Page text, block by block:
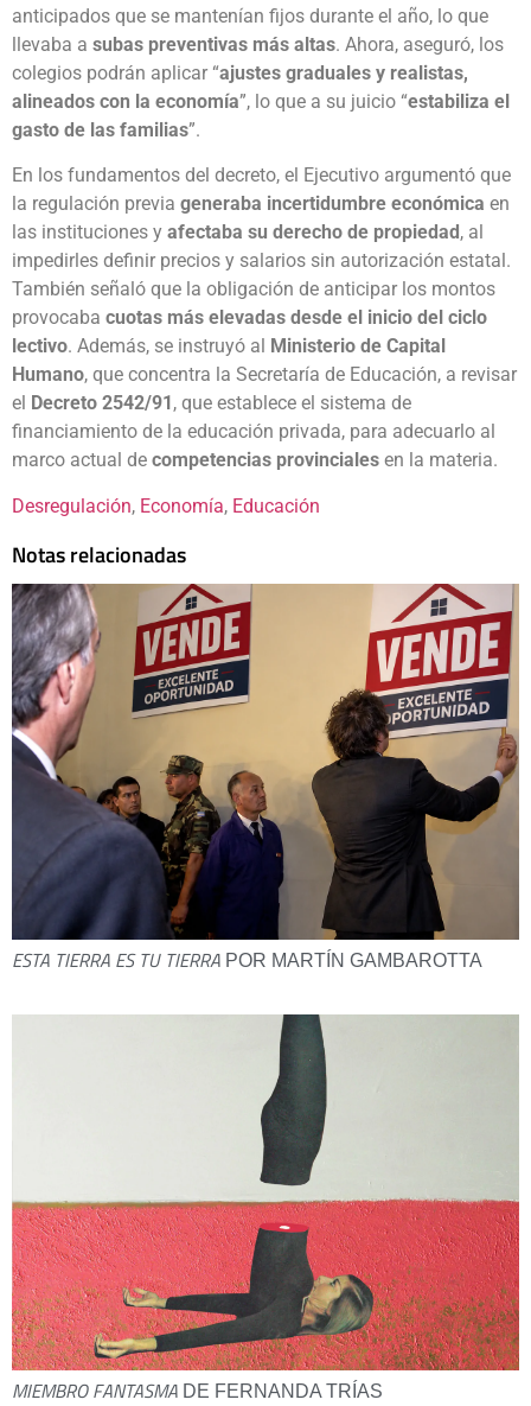
anticipados que se mantenían fijos durante el año, lo que
llevaba a subas preventivas más altas. Ahora, aseguró, los
colegios podrán aplicar “ajustes graduales y realistas,
alineados con la economía”, lo que a su juicio “estabiliza el
gasto de las familias”.
En los fundamentos del decreto, el Ejecutivo argumentó que
la regulación previa generaba incertidumbre económica en
las instituciones y afectaba su derecho de propiedad , al
impedirles definir precios y salarios sin autorización estatal.
También señaló que la obligación de anticipar los montos
provocaba cuotas más elevadas desde el inicio del ciclo
lectivo. Además, se instruyó al
Ministerio de Capital
Humano, que concentra la Secretaría de Educación, a revisar
el Decreto 2542/91 , que establece el sistema de
financiamiento de la educación privada, para adecuarlo al
marco actual de competencias provinciales en la materia.
Desregulación, Economía, Educación
Notas relacionadas
ESTA TIERRA ES TU TIERRA POR MARTÍN GAMBAROTTA
MIEMBRO FANTASMA DE FERNANDA TRÍAS